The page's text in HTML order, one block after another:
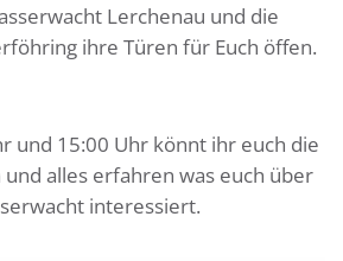
Lerchenau und die
ihre Türen für Euch öffen.
und 15:00 Uhr könnt ihr euch die
alles erfahren was euch über
interessiert.